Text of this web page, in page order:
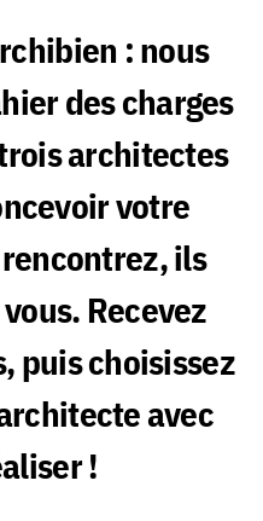
: nous
des charges
architectes
votre
ils
Recevez
puis choisissez
avec
!